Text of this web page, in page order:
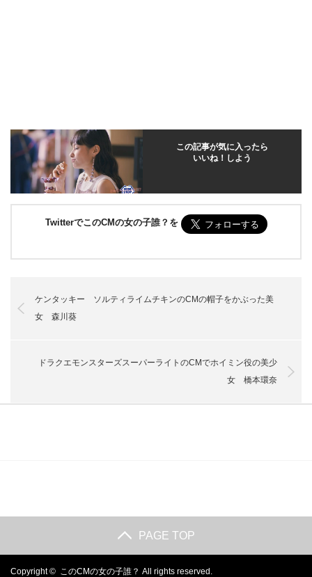
この記事が気に入ったら
いいね！しよう
TwitterでこのCMの女の子誰？を
ケンタッキー ソルティライムチキンのCMの帽子をかぶった美
女 森川葵
ドラクエモンスターズスーパーライトのCMでホイミン役の美少
女 橋本環奈
PAGE TOP
Copyright © このCMの女の子誰？ All rights reserved.